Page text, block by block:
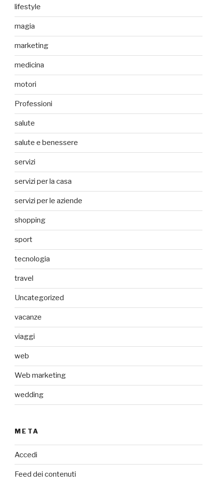
lifestyle
magia
marketing
medicina
motori
Professioni
salute
salute e benessere
servizi
servizi per la casa
servizi per le aziende
shopping
sport
tecnologia
travel
Uncategorized
vacanze
viaggi
web
Web marketing
wedding
META
Accedi
Feed dei contenuti